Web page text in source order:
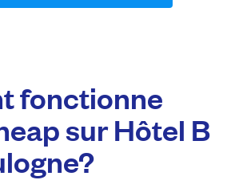
fonctionne
sur Hôtel B